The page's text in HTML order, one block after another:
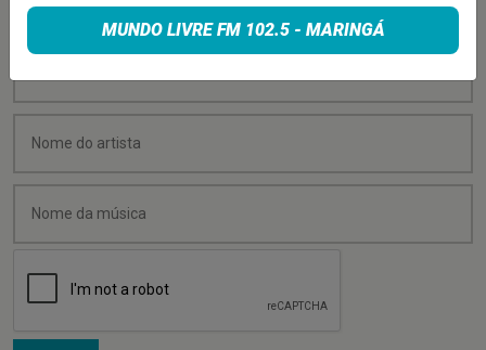
MUNDO LIVRE FM 102.5 - MARINGÁ